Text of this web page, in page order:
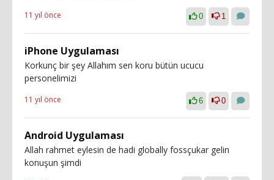
11 yıl önce 0 1
iPhone Uygulaması
Korkunç bir şey Allahım sen koru bütün ucucu
personelimizi
11 yıl önce 6 0
Android Uygulaması
Allah rahmet eylesin de hadi globally fossçukar gelin
konuşun şimdi